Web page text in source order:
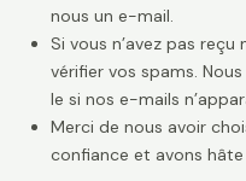
nous un e-mail.
Si vous n’avez pas
vérifier vos spams.
le si nos e-mails
Merci de nous avoir
confiance et avons hâte